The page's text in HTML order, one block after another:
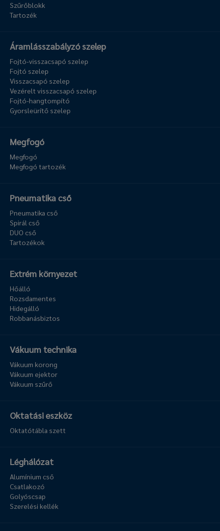
Szűrőblokk
Tartozék
Áramlásszabályzó szelep
Fojtó-visszacsapó szelep
Fojtó szelep
Visszacsapó szelep
Vezérelt visszacsapó szelep
Fojtó-hangtompító
Gyorsleürítő szelep
Megfogó
Megfogó
Megfogó tartozék
Pneumatika cső
Pneumatika cső
Spirál cső
DUO cső
Tartozékok
Extrém környezet
Hőálló
Rozsdamentes
Hidegálló
Robbanásbiztos
Vákuum technika
Vákuum korong
Vákuum ejektor
Vákuum szűrő
Oktatási eszköz
Oktatótábla szett
Léghálózat
Alumínium cső
Csatlakozó
Golyóscsap
Szerelési kellék